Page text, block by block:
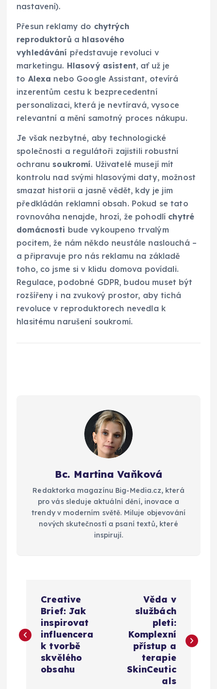
nastavení).
Přesun reklamy do chytrých
reproduktorů a hlasového
vyhledávání představuje revoluci v
marketingu. Hlasový asistent, ať už je
to Alexa nebo Google Assistant, otevírá
inzerentům cestu k bezprecedentní
personalizaci, která je nevtíravá, vysoce
relevantní a mění samotný proces nákupu.
Je však nezbytné, aby technologické
společnosti a regulátoři zajistili robustní
ochranu soukromí. Uživatelé musejí mít
kontrolu nad svými hlasovými daty, možnost
smazat historii a jasně vědět, kdy je jim
předkládán reklamní obsah. Pokud se tato
rovnováha nenajde, hrozí, že pohodlí chytré
domácnosti bude vykoupeno trvalým
pocitem, že nám někdo neustále naslouchá –
a připravuje pro nás reklamu na základě
toho, co jsme si v klidu domova povídali.
Regulace, podobné GDPR, budou muset být
rozšířeny i na zvukový prostor, aby tichá
revoluce v reproduktorech nevedla k
hlasitému narušení soukromí.
Bc. Martina Vaňková
Redaktorka magazínu Big-Media.cz, která
pro vás sleduje aktuální dění, inovace a
trendy v moderním světě. Miluje objevování
nových skutečností a psaní textů, které
inspirují.
v
Creative
Brief: Jak
inspirovat
influencera
k tvorbě
skvělého
obsahu
Věda v
službách
pleti:
Komplexní
přístup a
terapie
SkinCeutic
als